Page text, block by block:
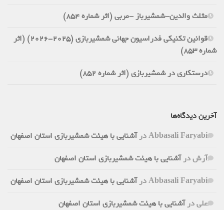
مثلث والدین-شمشیرباز -مربی (اثر شماره 854)
قوانین تکنیکی فدراسیون جهانی شمشیربازی (2025-2026) (اثر
شماره 853)
درستکاری در شمشیربازی (اثر شماره 852)
آخرین دیدگاه‌ها
Abbasali Faryabiدرآشنایی با هیئت شمشیربازی استان اصفهان
آرشدرآشنایی با هیئت شمشیربازی استان اصفهان
Abbasali Faryabiدرآشنایی با هیئت شمشیربازی استان اصفهان
علیدرآشنایی با هیئت شمشیربازی استان اصفهان